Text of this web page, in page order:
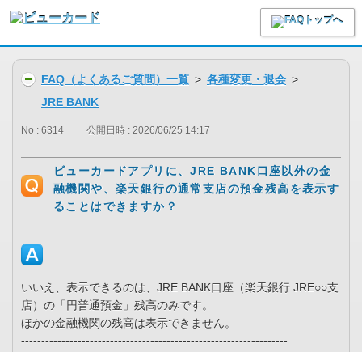
FAQ（よくあるご質問）一覧 > 各種変更・退会 >
JRE BANK
No : 6314 公開日時 : 2026/06/25 14:17
ビューカードアプリに、JRE BANK口座以外の金
融機関や、楽天銀行の通常支店の預金残高を表示す
ることはできますか？
いいえ、表示できるのは、JRE BANK口座（楽天銀行 JRE○○支
店）の「円普通預金」残高のみです。
ほかの金融機関の残高は表示できません。
------------------------------------------------------------------